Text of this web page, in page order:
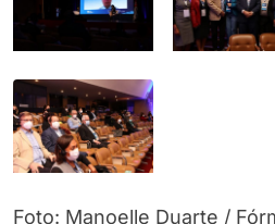
Foto: Manoelle Duarte /